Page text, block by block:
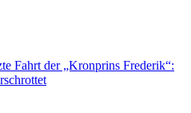
Fahrt der „Kronprins Frederik“: